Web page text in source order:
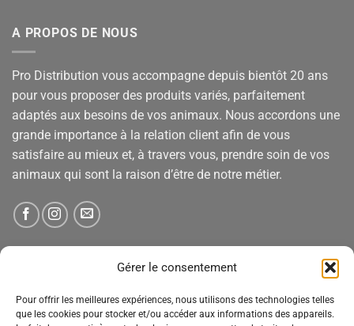
Gérer le consentement
Pour offrir les meilleures expériences, nous utilisons des technologies telles
que les cookies pour stocker et/ou accéder aux informations des appareils.
A PROPOS DE NOUS
Pro Distribution vous accompagne depuis bientôt 20 ans
pour vous proposer des produits variés, parfaitement
adaptés aux besoins de vos animaux. Nous accordons une
grande importance à la relation client afin de vous
satisfaire au mieux et, à travers vous, prendre soin de vos
animaux qui sont la raison d’être de notre métier.
Tenez-vous informé des nouveautés, des offres spéciales